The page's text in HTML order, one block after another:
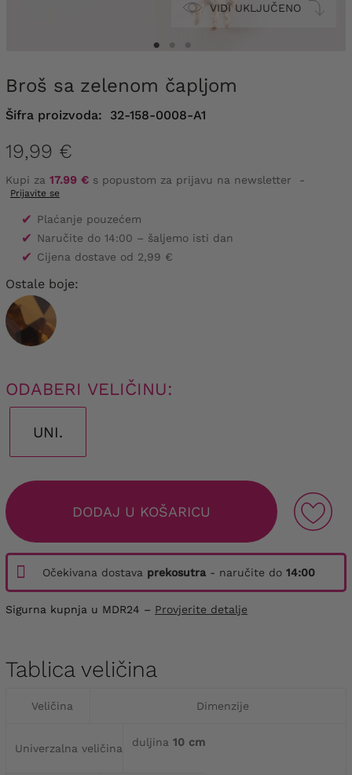
VIDI UKLJUČENO
Broš sa zelenom čapljom
Šifra proizvoda: 32-158-0008-A1
19,99 €
Kupi za 17.99 € s popustom za prijavu na newsletter -
Prijavite se
✔ Plaćanje pouzećem
✔ Naručite do 14:00 – šaljemo isti dan
✔ Cijena dostave od 2,99 €
Ostale boje:
ODABERI VELIČINU:
UNI.
DODAJ U KOŠARICU
Očekivana dostava prekosutra - naručite do 14:00
Sigurna kupnja u MDR24 – Provjerite detalje
Tablica veličina
Veličina Dimenzije
Univerzalna veličina duljina 10 cm